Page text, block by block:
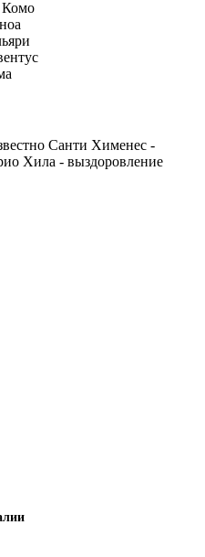
Комо
Санти Хименес -
Хила - выздоровление